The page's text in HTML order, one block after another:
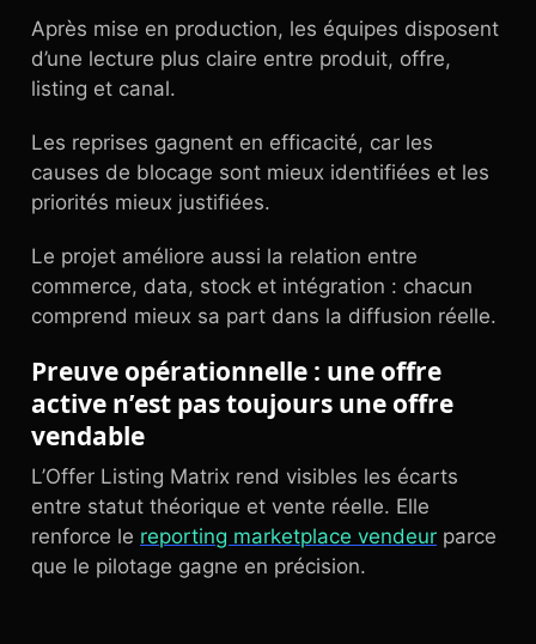
Après mise en production, les équipes disposent
d’une lecture plus claire entre produit, offre,
listing et canal.
Les reprises gagnent en efficacité, car les
causes de blocage sont mieux identifiées et les
priorités mieux justifiées.
Le projet améliore aussi la relation entre
commerce, data, stock et intégration : chacun
comprend mieux sa part dans la diffusion réelle.
Preuve opérationnelle : une offre
active n’est pas toujours une offre
vendable
L’Offer Listing Matrix rend visibles les écarts
entre statut théorique et vente réelle. Elle
renforce le reporting marketplace vendeur parce
que le pilotage gagne en précision.